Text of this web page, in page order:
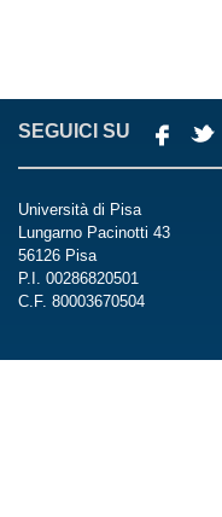
SEGUICI SU
Università di Pisa
Lungarno Pacinotti 43
56126 Pisa
P.I. 00286820501
C.F. 80003670504